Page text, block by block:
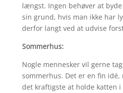
længst. Ingen behøver at
sin grund, hvis man ikke har
derfor langt ved at udvise
Sommerhus:
Nogle mennesker vil gerne
sommerhus. Det er en fin
det kraftigste at holde katten i